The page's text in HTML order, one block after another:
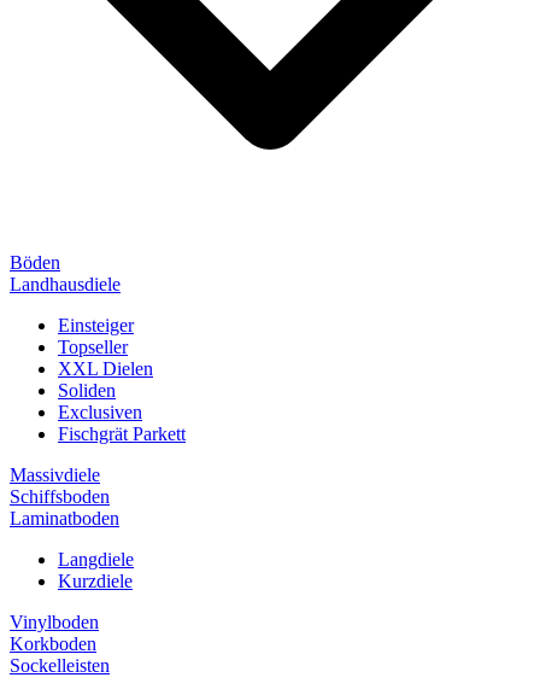
Böden
Landhausdiele
Einsteiger
Topseller
XXL Dielen
Soliden
Exclusiven
Fischgrät Parkett
Massivdiele
Schiffsboden
Laminatboden
Langdiele
Kurzdiele
Vinylboden
Korkboden
Sockelleisten